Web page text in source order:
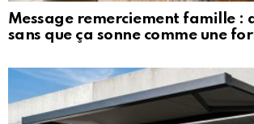
Message remerciement famille :
sans que ça sonne comme une